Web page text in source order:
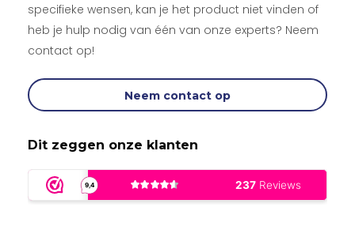
specifieke wensen, kan je het product niet vinden of
heb je hulp nodig van één van onze experts? Neem
contact op!
Neem contact op
Dit zeggen onze klanten